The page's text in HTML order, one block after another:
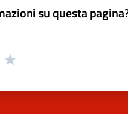
su questa